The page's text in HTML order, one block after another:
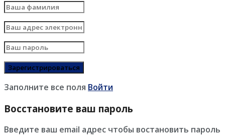
Заполните все поля Войти
Восстановите ваш пароль
Введите ваш email адрес чтобы востановить пароль